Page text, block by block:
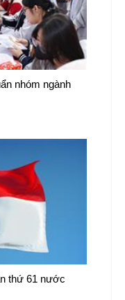
nhóm ngành
thứ 61 nước